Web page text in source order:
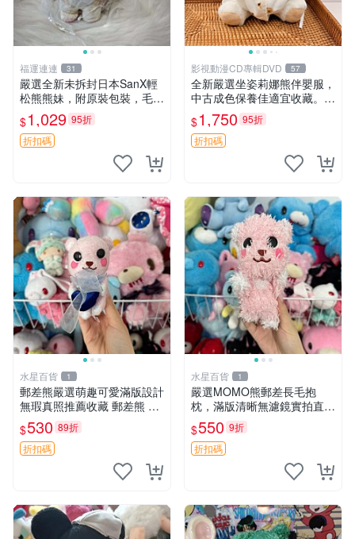
福運連連 31
嚴選全新未拆封日本SanX輕
松熊熊妹，附原裝包裝，毛絨
質地極佳，細膩可愛，推薦收
藏兼送禮，適合女性好友或家
人，限量釋出。鬆熊、熊玩
$1,029 95折
折扣碼
影視動漫CD專輯DVD 57
全新嚴選坐姿莉娜熊伴嬰服，
中古成色保養佳適宜收藏。無
盒子但品質完好，快速出貨。
建議入手！ 中古 玩偶 滬漫
$1,750 95折
折扣碼
水星百貨 1
郵差熊嚴選萌趣可愛滿版設計
無瑕真照推薦收藏 郵差熊 熊
抱枕 紅薯啵啵間
$530 89折
折扣碼
水星百貨 1
嚴選MOMO熊郵差長毛抱
枕，滿版清晰無濾鏡實拍直
銷。每周新品到貨，不容錯
過！ 郵差熊 長毛 抱枕
$550 9折
折扣碼